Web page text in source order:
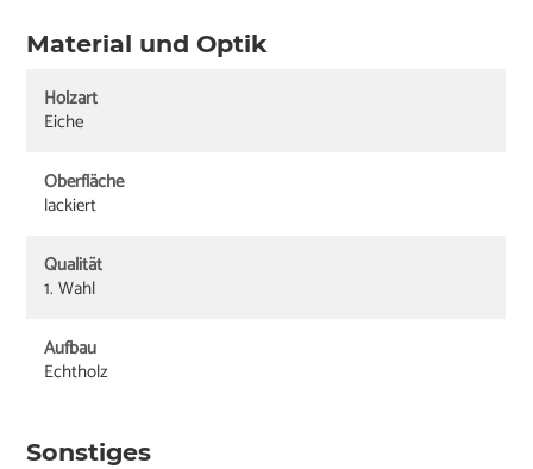
Material und Optik
Holzart
Eiche
Oberfläche
lackiert
Qualität
1. Wahl
Aufbau
Echtholz
Sonstiges